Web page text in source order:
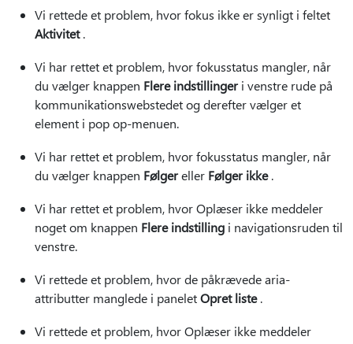
Vi rettede et problem, hvor fokus ikke er synligt i feltet
Aktivitet.
Vi har rettet et problem, hvor fokusstatus mangler, når
du vælger knappen Flere indstillingeri venstre rude på
kommunikationswebstedet og derefter vælger et
element i pop op-menuen.
Vi har rettet et problem, hvor fokusstatus mangler, når
du vælger knappen Følgereller Følger ikke.
Vi har rettet et problem, hvor Oplæser ikke meddeler
noget om knappen Flere indstilling i navigationsruden til
venstre.
Vi rettede et problem, hvor de påkrævede aria-
attributter manglede i paneletOpret liste.
Vi rettede et problem, hvor Oplæser ikke meddeler